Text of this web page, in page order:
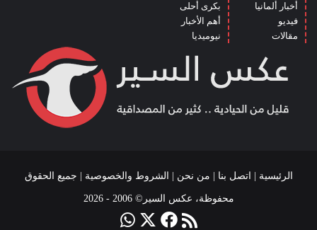
أخبار ألمانيا
فيديو
مقالات
بكرى أحلى
أهم الأخبار
نيوميديا
الرئيسية اتصل بنا من نحن الشروط والخصوصية | جميع الحقوق
محفوظة، عكس السير© 2006 - 2026